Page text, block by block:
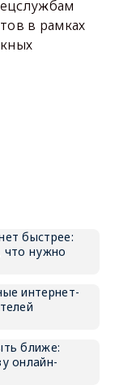
в рамках
быстрее:
что нужно
интернет-
ближе:
онлайн-